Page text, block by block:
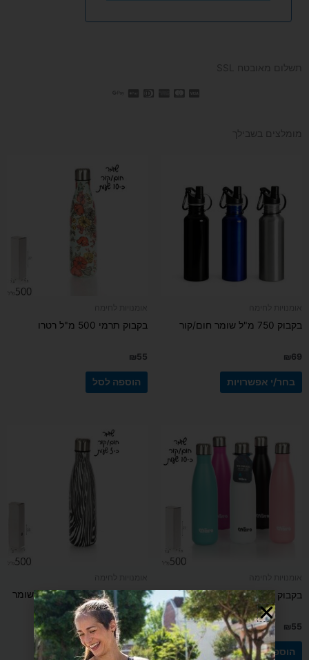
תשלום מאובטח SSL
מומלצים בשבילך
בקבוק 750 מ"ל שומר חום/קור
₪69
בחר/י אפשרויות
מספר
האפשרויות
בקבוק תרמי 500 מ"ל רטרו
₪55
הוספה לסל
בקבוק תרמי 500 מ"ל צבעוני
₪55
הוספה לסל
בקבוק תרמי 500 מ"ל זברה שומר
חום קור
₪ 55
הוספה לסל